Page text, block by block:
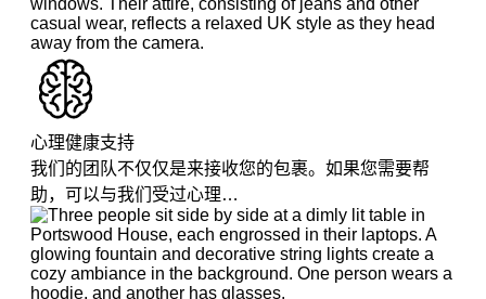
心理健康支持
我们的团队不仅仅是来接收您的包裹。如果您需要帮
助，可以与我们受过心理…